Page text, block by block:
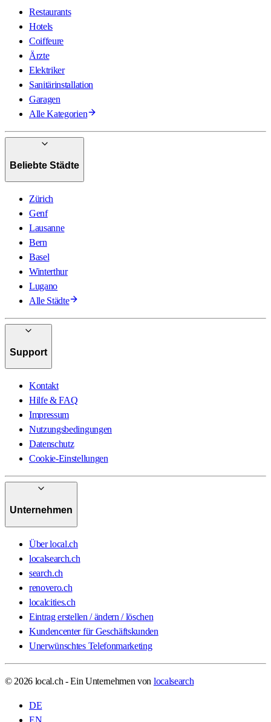
Restaurants
Hotels
Coiffeure
Ärzte
Elektriker
Sanitärinstallation
Garagen
Alle Kategorien
Beliebte Städte
Zürich
Genf
Lausanne
Bern
Basel
Winterthur
Lugano
Alle Städte
Support
Kontakt
Hilfe & FAQ
Impressum
Nutzungsbedingungen
Datenschutz
Cookie-Einstellungen
Unternehmen
Über local.ch
localsearch.ch
search.ch
renovero.ch
localcities.ch
Eintrag erstellen / ändern / löschen
Kundencenter für Geschäftskunden
Unerwünschtes Telefonmarketing
© 2026 local.ch - Ein Unternehmen von localsearch
DE
EN